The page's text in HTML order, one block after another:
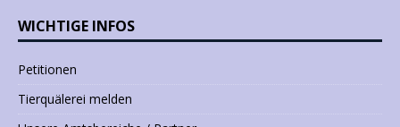
WICHTIGE INFOS
Petitionen
Tierquälerei melden